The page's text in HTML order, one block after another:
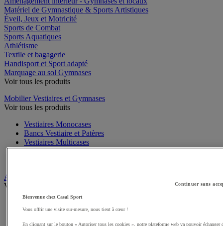
Matériel de Gymnastique & Sports Artistiques
Éveil, Jeux et Motricité
Sports de Combat
Sports Aquatiques
Athlétisme
Textile et bagagerie
Handisport et Sport adapté
Marquage au sol Gymnases
Voir tous les produits
Mobilier Vestiaires et Gymnases
Voir tous les produits
Vestiaires Monocases
Bancs Vestiaire et Patères
Vestiaires Multicases
Accessoires Vestiaires
Affichage
Voir tous les produits
Panneaux liège, tableaux blancs
Accessoires Tableaux, Vitrines
Continuer sans
Bienvenue chez Casal Sport
Vous offrir une visite sur-mesure, nous tient à cœur !
En cliquant sur le bouton « Autoriser tous les cookies », notre plateforme web va pouvoir échanger